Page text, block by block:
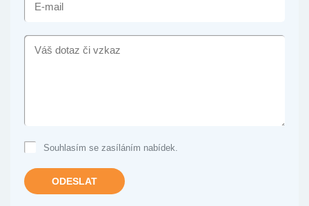
MAIL
VÁŠ
DOTAZ
Souhlasím se zasíláním nabídek.
ODESLAT